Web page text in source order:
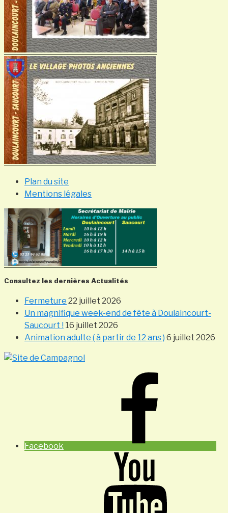
Plan du site
Mentions légales
Consultez les dernières Actualités
Fermeture 22 juillet 2026
Un magnifique week-end de fête à Doulaincourt-
Saucourt ! 16 juillet 2026
Animation adulte ( à partir de 12 ans ) 6 juillet 2026
Facebook